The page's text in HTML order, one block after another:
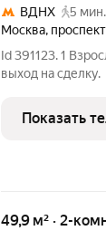
ВДНХ
5 мин.
Москва,
Id 391123. 1
выход на сделку.
Показать
49,9 м² · 2-